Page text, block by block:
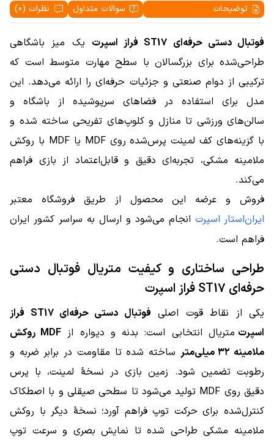
توضیحات سوالات متداول نظرات (0)
فوتبال دستی حرفه‌ای ST17 فراز اسپرت
یک میز باشگاهی
طراحی‌شده برای بزرگسالان با سطح مهارت متوسط است که
ترکیبی از دوام صنعتی و جزئیات حرفه‌ای را ارائه می‌دهد. این
مدل برای استفاده در فضاهای سرپوشیده از باشگاه و
سالن‌های ورزشی تا منازل و کلوپ‌های تفریحی ساخته شده و
با گزینه‌های کف لمینت پرس‌شده روی MDF یا MDF با روکش
ملامینه مشکی، تجربه‌ای دقیق و قابل‌اعتماد از بازی فراهم
می‌کند.
فروش و عرضه این محصول از طریق فروشگاه معتبر
ایران‌استار اسپرت انجام می‌شود و ارسال به سراسر کشور ایران
فراهم است.
طراحی ساختاری و کیفیت متریال فوتبال دستی
حرفه‌ای ST17 فراز اسپرت
یکی از نقاط قوت اصلی
فوتبال دستی حرفه‌ای ST17 فراز
اسپرت متریال انتخابی است: بدنه و دیواره از
MDF روکش
ملامینه ۳۲ میلی‌متر
ساخته شده تا مقاومت در برابر ضربه و
رطوبت تضمین شود. زمین بازی در نسخهٔ لمینت، با پرس
دقیق روی MDF تولید می‌شود تا سطحی صیقلی و با اصطکاک
کنترل‌شده برای حرکت توپ فراهم آورد؛ نسخهٔ دیگر با روکش
ملامینه مشکی طراحی شده تا نمایش بصری و سرعت توپ